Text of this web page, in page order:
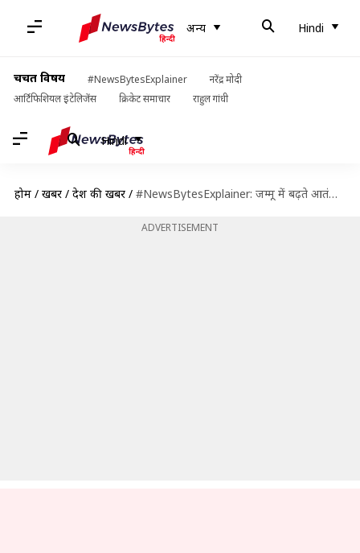
अन्य Hindi
चर्चित विषय #NewsBytesExplainer
नरेंद्र मोदी
आर्टिफिशियल इंटेलिजेंस
क्रिकेट समाचार राहुल गांधी
Hindi
होम / खबरें / देश की खबरें / #NewsBytesExplainer: जम्मू में बढ़ते आतंकी हमलों के पीछे क्या वजह बता रहे हैं विशेषज्ञ?
ADVERTISEMENT